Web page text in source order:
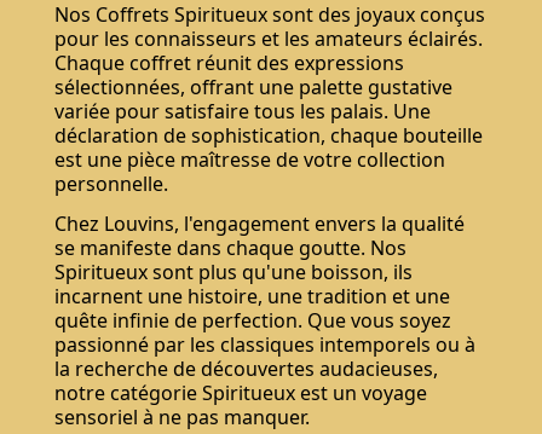
Nos Coffrets Spiritueux sont des joyaux conçus
pour les connaisseurs et les amateurs éclairés.
Chaque coffret réunit des expressions
sélectionnées, offrant une palette gustative
variée pour satisfaire tous les palais. Une
déclaration de sophistication, chaque bouteille
est une pièce maîtresse de votre collection
personnelle.
Chez Louvins, l'engagement envers la qualité
se manifeste dans chaque goutte. Nos
Spiritueux sont plus qu'une boisson, ils
incarnent une histoire, une tradition et une
quête infinie de perfection. Que vous soyez
passionné par les classiques intemporels ou à
la recherche de découvertes audacieuses,
notre catégorie Spiritueux est un voyage
sensoriel à ne pas manquer.